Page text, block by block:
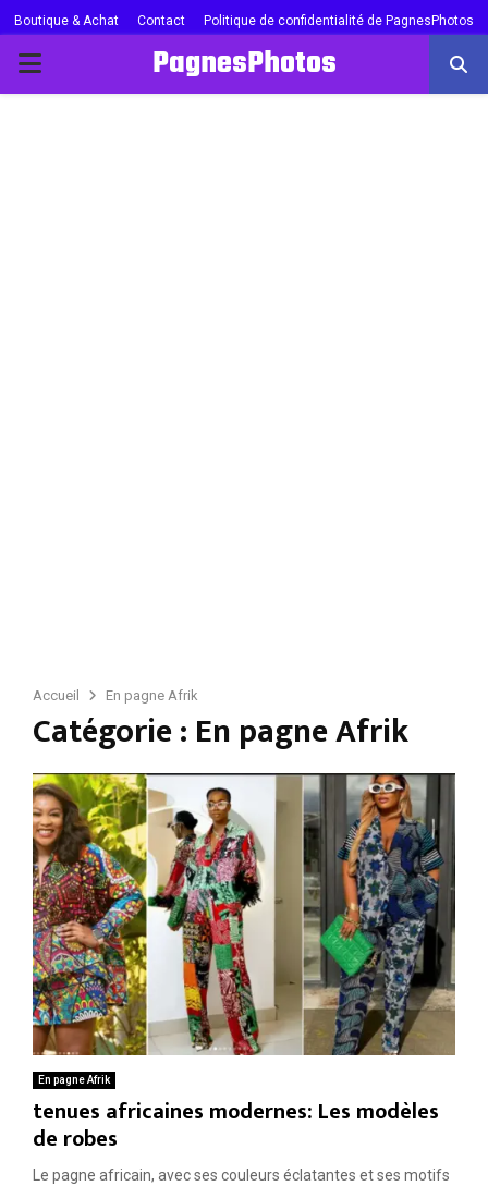
Boutique & Achat Contact Politique de confidentialité de PagnesPhotos
PRIMARY
PagnesPhotos
Accueil En pagne Afrik
Catégorie : En pagne Afrik
En pagne Afrik
tenues africaines modernes: Les modèles
de robes
Le pagne africain, avec ses couleurs éclatantes et ses motifs